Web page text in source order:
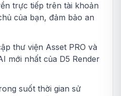
trực tiếp trên tài khoản
của bạn, đảm bảo an
thư viện Asset PRO và
mới nhất của D5 Render
suốt thời gian sử